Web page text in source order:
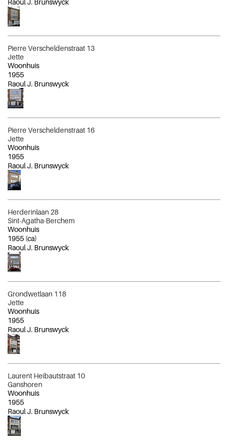
Raoul J. Brunswyck
Pierre Verscheldenstraat 13
Jette
Woonhuis
1955
Raoul J. Brunswyck
Pierre Verscheldenstraat 16
Jette
Woonhuis
1955
Raoul J. Brunswyck
Herderinlaan 28
Sint-Agatha-Berchem
Woonhuis
1955 (ca)
Raoul J. Brunswyck
Grondwetlaan 118
Jette
Woonhuis
1955
Raoul J. Brunswyck
Laurent Heibautstraat 10
Ganshoren
Woonhuis
1955
Raoul J. Brunswyck